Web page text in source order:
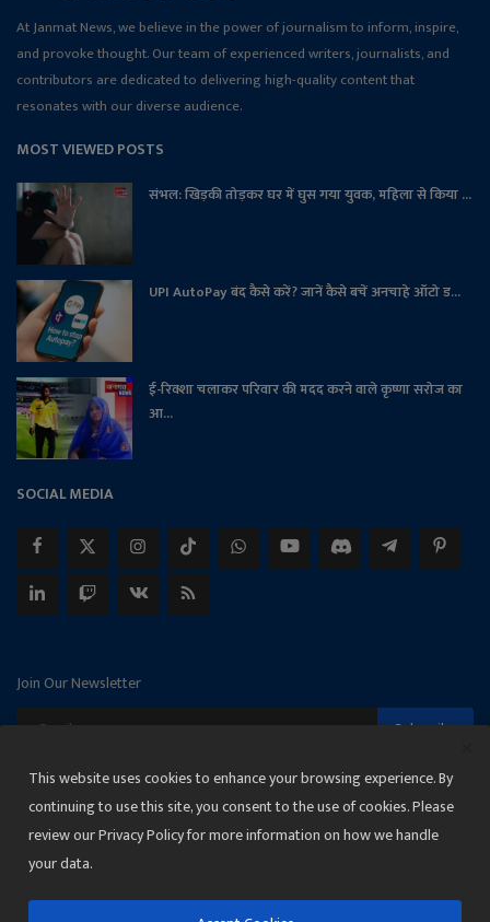
At Janmat News, we believe in the power of journalism to inform, inspire,
and provoke thought. Our team of experienced writers, journalists, and
contributors are dedicated to delivering high-quality content that
resonates with our diverse audience.
MOST VIEWED POSTS
संभल: खिड़की तोड़कर घर में घुस गया युवक, महिला से किया ...
UPI AutoPay बंद कैसे करें? जानें कैसे बचें अनचाहे ऑटो ड...
ई-रिक्शा चलाकर परिवार की मदद करने वाले कृष्णा सरोज का
आ...
SOCIAL MEDIA
Join Our Newsletter
Subscribe
Terms & Conditions
Privacy
This website uses cookies to enhance your browsing experience. By
continuing to use this site, you consent to the use of cookies. Please
review our Privacy Policy for more information on how we handle
your data.